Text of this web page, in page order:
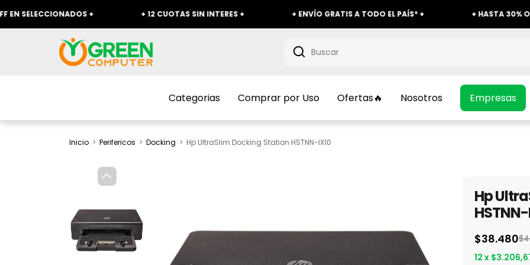
+ + 12 CUOTAS SIN INTERES + + ENVÍO GRATIS A TODO EL PAÍS* + + HASTA 30% OFF EN
Categorias Comprar por Uso Ofertas🔥 Nosotros Empresas
Inicio > Perifericos > Docking > Hp UltraSlim Docking Station HSTNN-IX10
Hp
$38.480
12 x